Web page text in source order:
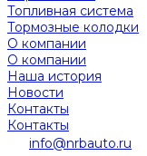
Топливная система
Тормозные колодки
О компании
О компании
Наша история
Новости
Контакты
Контакты
info@nrbauto.ru